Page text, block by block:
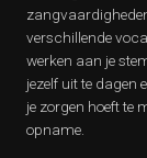
verschillende
werken aan je
jezelf uit te dagen
je zorgen hoeft te
opname.